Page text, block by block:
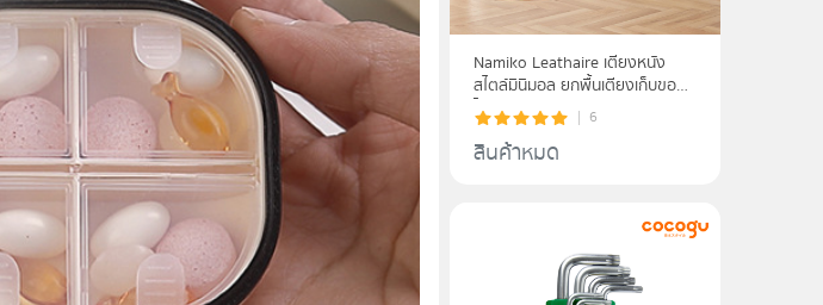
Namiko Leathaire เตียงหนัง
สไตล์มินิมอล ยกพื้นเตียงเก็บของ
ได้ รุ่น LS01ZHC036
6
สินค้าหมด